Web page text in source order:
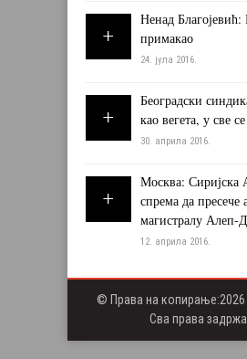
Ненад Благојевић:
примакао
24. јула 2016.
Београдски
као вегета, у све
30. априла 2016.
Москва: Сиријска
спрема да пресече
магистралу Алеп-
12. априла 2016.
© Права на копирање:2026
Сва права